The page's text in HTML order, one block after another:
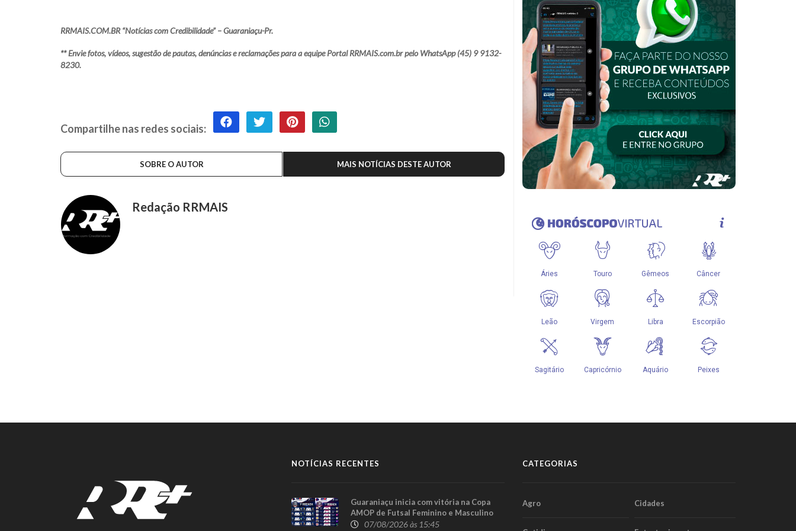
RRMAIS.COM.BR “Notícias com Credibilidade” – Guaraniaçu-Pr.
** Envie fotos, vídeos, sugestão de pautas, denúncias e reclamações para a equipe Portal RRMAIS.com.br pelo WhatsApp (45) 9 9132-
8230.
Compartilhe nas redes sociais:
SOBRE O AUTOR MAIS NOTÍCIAS DESTE AUTOR
Redação RRMAIS
NOTÍCIAS RECENTES
Guaraniaçu inicia com vitória na Copa
AMOP de Futsal Feminino e Masculino
07/08/2026 às 15:45
CATEGORIAS
Agro Cidades